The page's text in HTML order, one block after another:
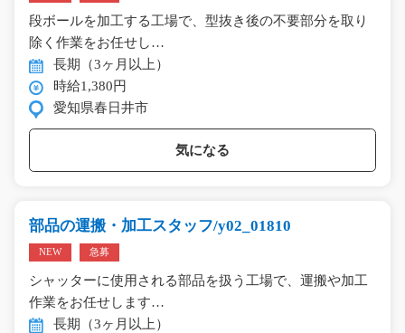
段ボールを加工する工場で、型抜き後の不要部分を取り
除く作業をお任せし…
長期（3ヶ月以上）
時給1,380円
愛知県春日井市
気になる
部品の運搬・加工スタッフ/y02_01810
NEW 急募
シャッターに使用される部品を扱う工場で、運搬や加工
作業をお任せします…
長期（3ヶ月以上）